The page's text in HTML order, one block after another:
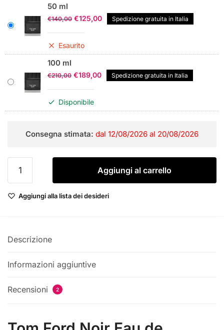
50 ml
€140,00 Il
era:
€125,00Il
Spedizione gratuita in Italia
Esaurito
100 ml
€210,00 Il
era:
€189,00Il
Spedizione gratuita in Italia
Disponibile
Consegna stimata: dal 12/08/2026 al 20/08/2026
Ford
Noir
Eau
For
Aggiungi al carrello
Aggiungi alla lista dei desideri
Descrizione
Informazioni aggiuntive
Recensioni 2